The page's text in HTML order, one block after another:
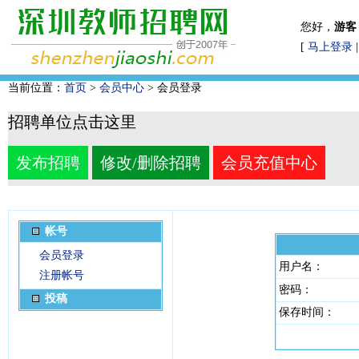
您好， 游客
[ 马上登录
当前位置： 首页 > 会员中心 > 会员登录
招聘单位点击这里
发布招聘 修改/删除招聘 会员充值中心
帐号
会员登录
注册帐号
投稿
用户名：
密码：
保存时间：